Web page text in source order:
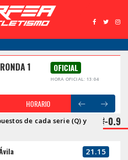
1
OFICIAL
HORA OFICIAL: 13:04
HORARIO
de cada serie (Q) y
-0.9
21.15